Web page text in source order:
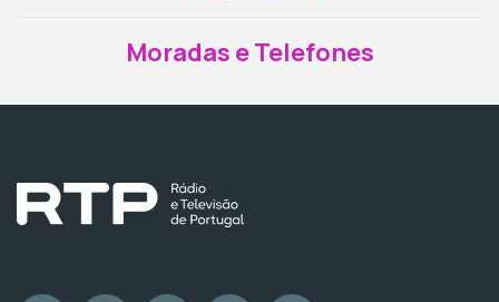
Moradas e Telefones